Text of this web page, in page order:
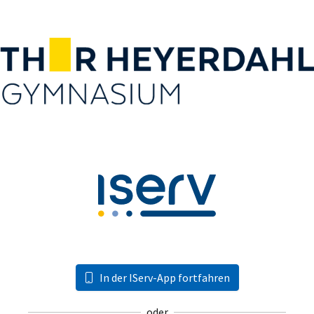
In der IServ-App fortfahren